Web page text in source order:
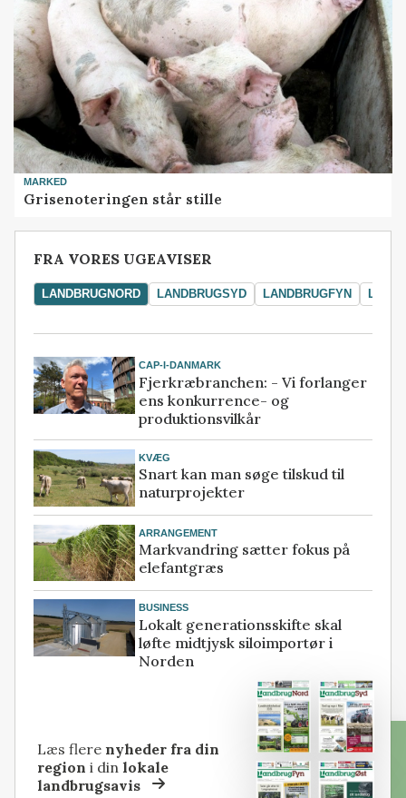
MARKED
Grisenoteringen står stille
FRA VORES UGEAVISER
LANDBRUGNORD LANDBRUGSYD LANDBRUGFYN
CAP-I-DANMARK
Fjerkræbranchen: - Vi forlanger
ens konkurrence- og
produktionsvilkår
KVÆG
Snart kan man søge tilskud til
naturprojekter
ARRANGEMENT
Markvandring sætter fokus på
elefantgræs
BUSINESS
Lokalt generationsskifte skal
løfte midtjysk siloimportør i
Norden
Læs flere nyheder fra din
region i dinlokale
landbrugsavis